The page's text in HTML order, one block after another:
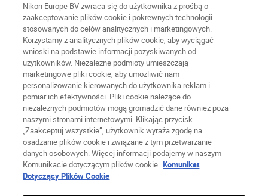
PL Nikon Sites
Skontaktuj się z nami
Oświadczenie dotyczące prywatności
Warunki użytkowania
Warunki korzystania z Nikon Store
Komunikat dotyczący plików cookie
Ustawienia plików cookie
© 2026 Nikon
Nikon Europe BV zwraca się do użytkownika z prośbą o
zaakceptowanie plików cookie i pokrewnych technologii
stosowanych do celów analitycznych i marketingowych.
Korzystamy z analitycznych plików cookie, aby wyciągać
wnioski na podstawie informacji pozyskiwanych od
użytkowników. Niezależne podmioty umieszczają
marketingowe pliki cookie, aby umożliwić nam
personalizowanie kierowanych do użytkownika reklam i
pomiar ich efektywności. Pliki cookie należące do
niezależnych podmiotów mogą gromadzić dane również poza
naszymi stronami internetowymi. Klikając przycisk
„Zaakceptuj wszystkie”, użytkownik wyraża zgodę na
osadzanie plików cookie i związane z tym przetwarzanie
danych osobowych. Więcej informacji podajemy w naszym
Komunikacie dotyczącym plików cookie. Komunikat
Dotyczący Plików Cookie